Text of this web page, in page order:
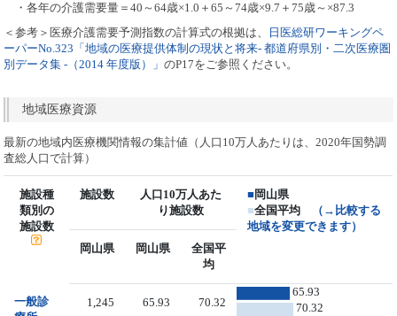
・各年の介護需要量＝40～64歳×1.0＋65～74歳×9.7＋75歳～×87.3
＜参考＞医療介護需要予測指数の計算式の根拠は、
日医総研ワーキングペ
ーパーNo.323「地域の医療提供体制の現状と将来- 都道府県別・二次医療圏
別データ集 -（2014 年度版）」のP17をご参照ください。
地域医療資源
最新の地域内医療機関情報の集計値（人口10万人あたりは、2020年国勢調
査総人口で計算）
施設種
類別の
施設数
施設数
人口10万人あた
り施設数
■ 岡山県
■全国平均
（→比較する
地域を変更できます）
岡山県
岡山県
全国平
均
一般診
1,245 65.93 70.32
65.93
70.32